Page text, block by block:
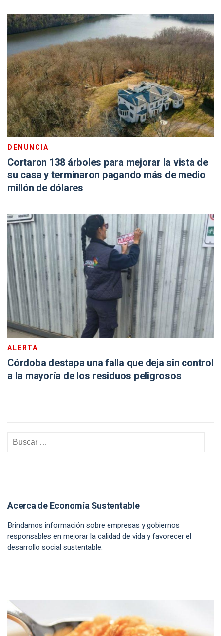
DENUNCIA
Cortaron 138 árboles para mejorar la vista de
su casa y terminaron pagando más de medio
millón de dólares
ALERTA
Córdoba destapa una falla que deja sin control
a la mayoría de los residuos peligrosos
Acerca de Economía Sustentable
Brindamos información sobre empresas y gobiernos
responsables en mejorar la calidad de vida y favorecer el
desarrollo social sustentable.